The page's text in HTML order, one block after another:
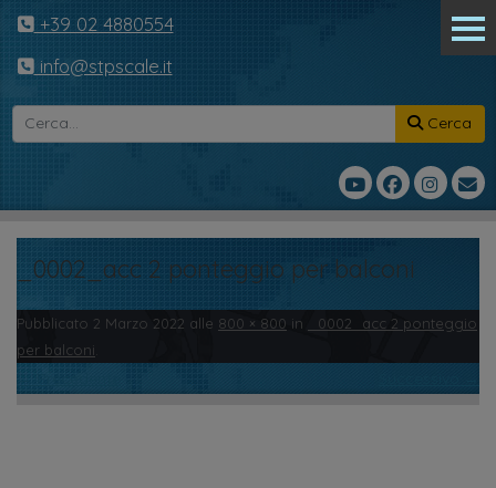
+39 02 4880554
info@stpscale.it
Cerca
_0002_acc 2 ponteggio per balconi
Pubblicato 2 Marzo 2022 alle 800 × 800 in
_0002_acc 2 ponteggio
per balconi